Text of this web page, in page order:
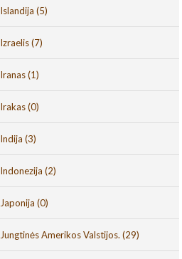
Islandija (5)
Izraelis(7)
Iranas(1)
Irakas(0)
Indija (3)
Indonezija (2)
Japonija (0)
Jungtinės Amerikos Valstijos. (29)